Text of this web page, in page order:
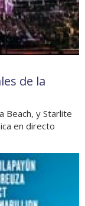
de la
Beach, y Starlite
en directo